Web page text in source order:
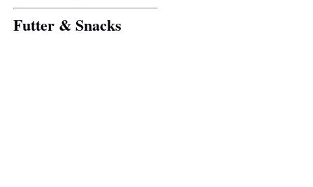
Futter & Snacks